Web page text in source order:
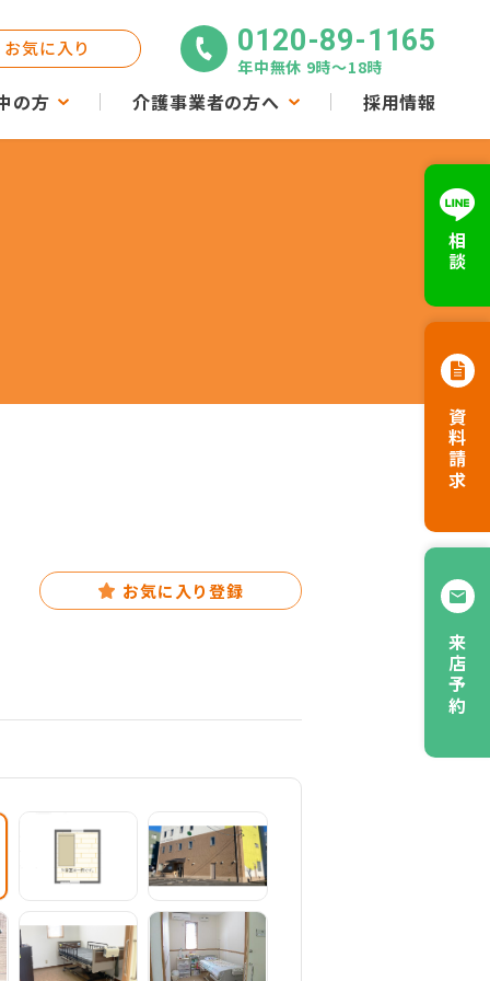
の方 介護事業者の方へ 採用情報
お気に入り 0120-89-1165
年中無休 9時〜18時
相談
資料請求
来店予約
お気に入り登録